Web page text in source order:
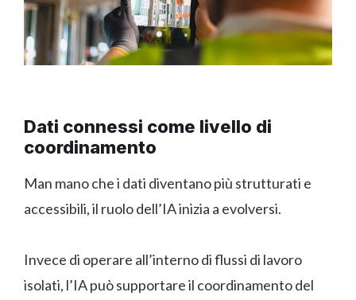
Dati connessi come livello di
coordinamento
Man mano che i dati diventano più strutturati e
accessibili, il ruolo dell’IA inizia a evolversi.
Invece di operare all’interno di flussi di lavoro
isolati, l’IA può supportare il coordinamento del